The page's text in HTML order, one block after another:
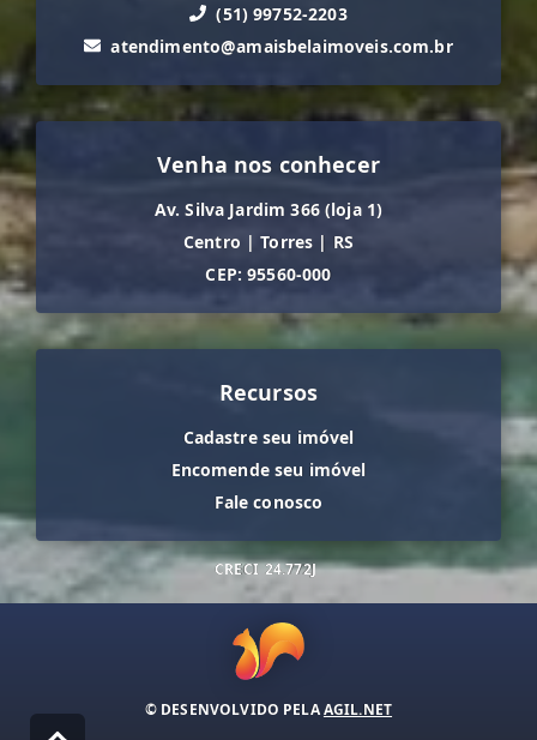
(51) 99752-2203
atendimento@amaisbelaimoveis.com.br
Venha nos conhecer
Av. Silva Jardim 366 (loja 1)
Centro | Torres | RS
CEP: 95560-000
Recursos
Cadastre seu imóvel
Encomende seu imóvel
Fale conosco
CRECI 24.772J
© DESENVOLVIDO PELAAGIL.NET